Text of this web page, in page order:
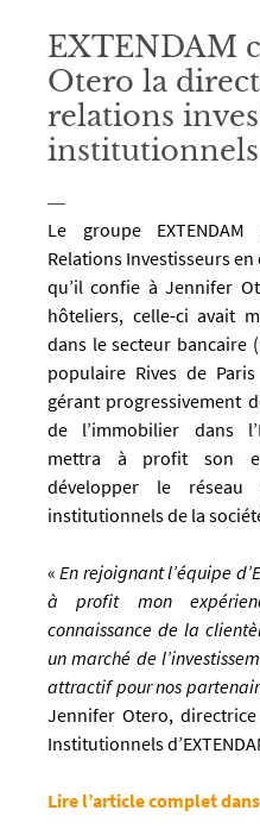
EXTENDAM
Otero la
relations
institutionnels
Le groupe
Relations Investisseurs
qu’il confie à Jennifer
hôteliers, celle-ci avait
dans le secteur bancaire
populaire Rives de
gérant progressivement
de l’immobilier dans
mettra à profit son
développer le réseau
institutionnels de la
«En rejoignant l’équipe
à profit mon
connaissance de la
un marché de
attractif pour nos
Jennifer Otero,
Institutionnels
Lire l’article complet